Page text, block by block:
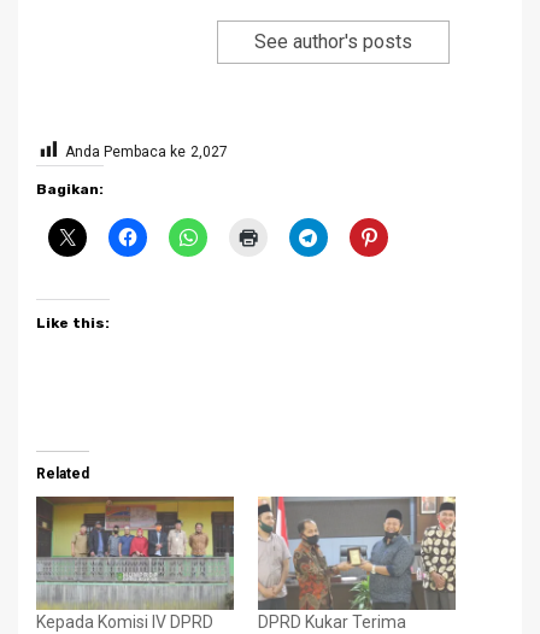
See author's posts
Anda Pembaca ke 2,027
Bagikan:
Like this:
Related
Kepada Komisi IV DPRD DPRD Kukar Terima